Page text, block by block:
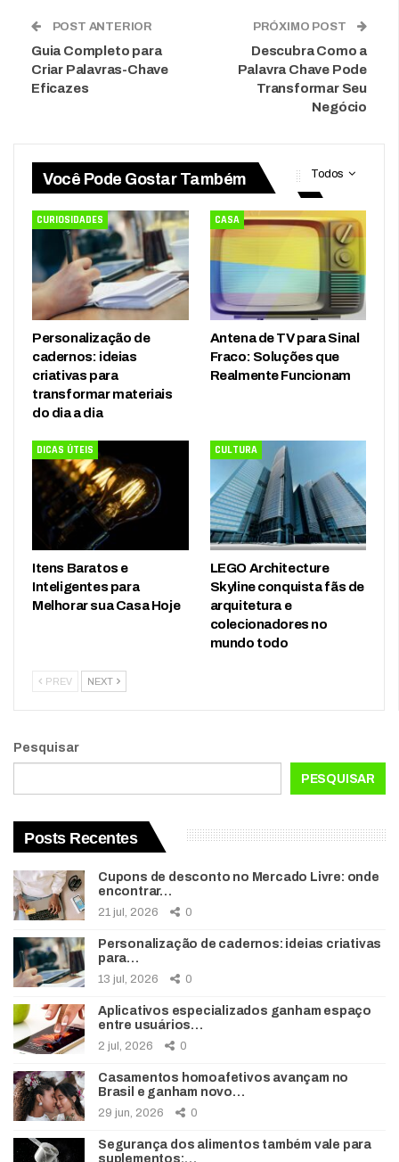
POST ANTERIOR
Guia Completo para
Criar Palavras-Chave
Eficazes
PRÓXIMO POST
Descubra Como a
Palavra Chave Pode
Transformar Seu
Negócio
Todos
Você Pode Gostar Também
CURIOSIDADES
Personalização de
cadernos: ideias
criativas para
transformar materiais
do dia a dia
CASA
Antena de TV para Sinal
Fraco: Soluções que
Realmente Funcionam
DICAS ÚTEIS
Itens Baratos e
Inteligentes para
Melhorar sua Casa Hoje
CULTURA
LEGO Architecture
Skyline conquista fãs de
arquitetura e
colecionadores no
mundo todo
PREV NEXT
Pesquisar
PESQUISAR
Posts Recentes
Cupons de desconto no Mercado Livre: onde
encontrar…
21 jul, 2026 0
Personalização de cadernos: ideias criativas
para…
13 jul, 2026 0
Aplicativos especializados ganham espaço
entre usuários…
2 jul, 2026 0
Casamentos homoafetivos avançam no
Brasil e ganham novo…
29 jun, 2026 0
Segurança dos alimentos também vale para
suplementos:…